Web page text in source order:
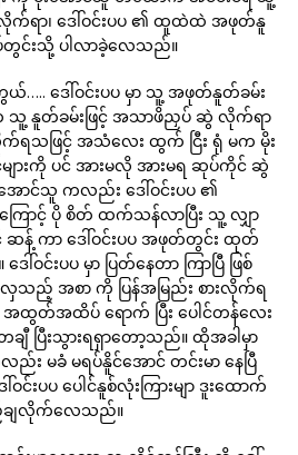
လိုက်ရာ၊ ဒေါ်ဝင်းပပ ၏ ထူထဲထဲ အဖုတ်နူ
တွင်းသို့ ပါလာခဲ့လေသည်။
ယ်….. ဒေါ်ဝင်းပပ မှာ သူ့ အဖုတ်နူတ်ခမ်း
သူ့ နူတ်ခမ်းဖြင့် အသာဖိညှပ် ဆွဲ လိုက်ရာ
ရသဖြင့် အသံလေး ထွက် ငြီး ရုံ မက မိုး
ျားကို ပင် အားမလို အားမရ ဆုပ်ကိုင် ဆွဲ
ာင်သူ ကလည်း ဒေါ်ဝင်းပပ ၏
ြောင့် ပို စိတ် ထက်သန်လာပြီး သူ့ လျှာ
န့် ကာ ဒေါ်ဝင်းပပ အဖုတ်တွင်း ထုတ်
ဝင်းပပ မှာ ပြတ်နေတာ ကြာပြီ ဖြစ်
အစာ ကို ပြန်အမြည်း စားလိုက်ရ
ထွတ်အထိပ် ရောက် ပြီး ပေါင်တန်လေး
ချီ ပြီးသွားရရှာတော့သည်။ ထိုအခါမှာ
မခံ မရပ်နိူင်အောင် တင်းမာ နေပြီ
င်းပပ ပေါင်နူစ်လုံးကြားမျာ ဒူးထောက်
ချလိုက်လေသည်။